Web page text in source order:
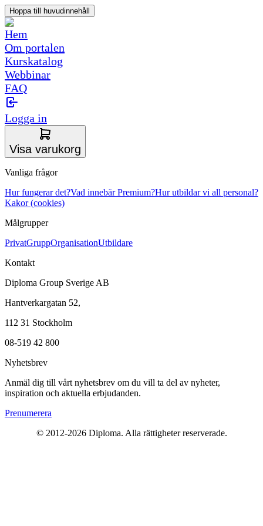
Hoppa till huvudinnehåll
Hem
Om portalen
Kurskatalog
Webbinar
FAQ
Logga in
Visa varukorg
Vanliga frågor
Hur fungerar det?Vad innebär Premium?Hur utbildar vi all personal?
Kakor (cookies)
Målgrupper
PrivatGruppOrganisationUtbildare
Kontakt
Diploma Group Sverige AB
Hantverkargatan 52,
112 31 Stockholm
08-519 42 800
Nyhetsbrev
Anmäl dig till vårt nyhetsbrev om du vill ta del av nyheter,
inspiration och aktuella erbjudanden.
Prenumerera
© 2012-2026 Diploma. Alla rättigheter reserverade.